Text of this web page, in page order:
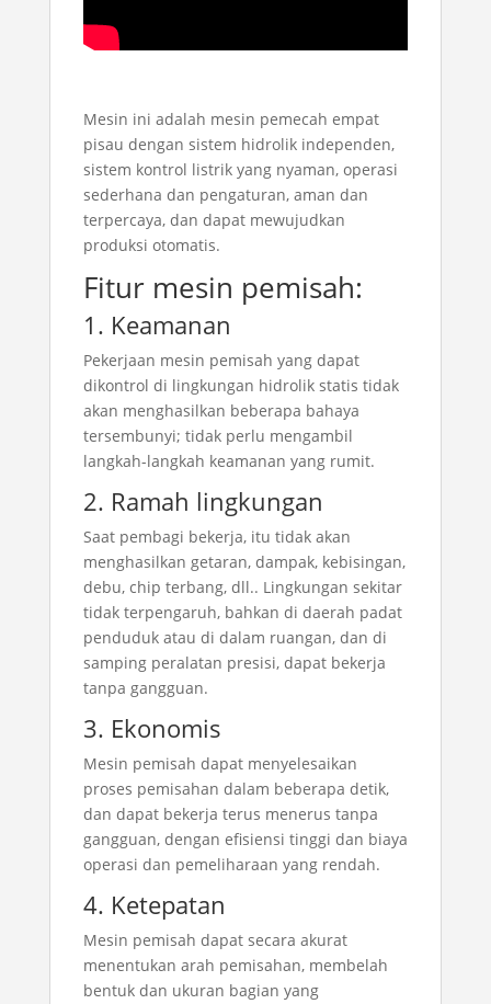
Mesin ini adalah mesin pemecah empat
pisau dengan sistem hidrolik independen,
sistem kontrol listrik yang nyaman, operasi
sederhana dan pengaturan, aman dan
terpercaya, dan dapat mewujudkan
produksi otomatis.
Fitur mesin pemisah:
1. Keamanan
Pekerjaan mesin pemisah yang dapat
dikontrol di lingkungan hidrolik statis tidak
akan menghasilkan beberapa bahaya
tersembunyi; tidak perlu mengambil
langkah-langkah keamanan yang rumit.
2. Ramah lingkungan
Saat pembagi bekerja, itu tidak akan
menghasilkan getaran, dampak, kebisingan,
debu, chip terbang, dll.. Lingkungan sekitar
tidak terpengaruh, bahkan di daerah padat
penduduk atau di dalam ruangan, dan di
samping peralatan presisi, dapat bekerja
tanpa gangguan.
3. Ekonomis
Mesin pemisah dapat menyelesaikan
proses pemisahan dalam beberapa detik,
dan dapat bekerja terus menerus tanpa
gangguan, dengan efisiensi tinggi dan biaya
operasi dan pemeliharaan yang rendah.
4. Ketepatan
Mesin pemisah dapat secara akurat
menentukan arah pemisahan, membelah
bentuk dan ukuran bagian yang